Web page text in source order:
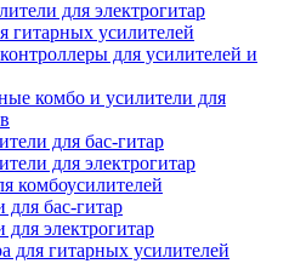
для электрогитар
гитарных усилителей
для усилителей и
комбо и усилители для
для бас-гитар
для электрогитар
комбоусилителей
для бас-гитар
для электрогитар
для гитарных усилителей